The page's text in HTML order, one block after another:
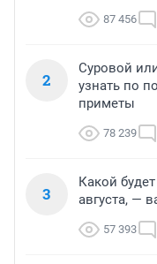
87 456
2
Суровой
узнать по
приметы
78 239
3
Какой
августа, —
57 393